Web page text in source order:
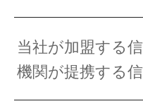
当社が加盟する
機関が提携する